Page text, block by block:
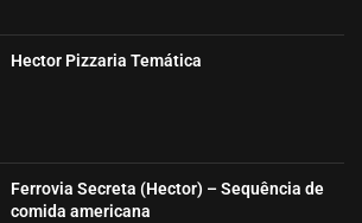
Hector Pizzaria Temática
Ferrovia Secreta (Hector) – Sequência de
comida americana